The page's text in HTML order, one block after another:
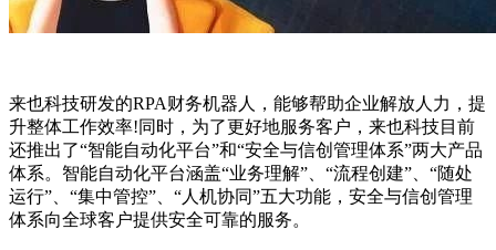
来也科技研发的RPA财务机器人，能够帮助企业解放人力，提
升整体工作效率!同时，为了更好地服务客户，来也科技目前
还推出了“智能自动化平台”和“安全与信创管理体系”两大产品
体系。智能自动化平台涵盖“业务理解”、“流程创建”、“随处
运行”、“集中管控”、“人机协同”五大功能，安全与信创管理
体系向全球客户提供安全可靠的服务。